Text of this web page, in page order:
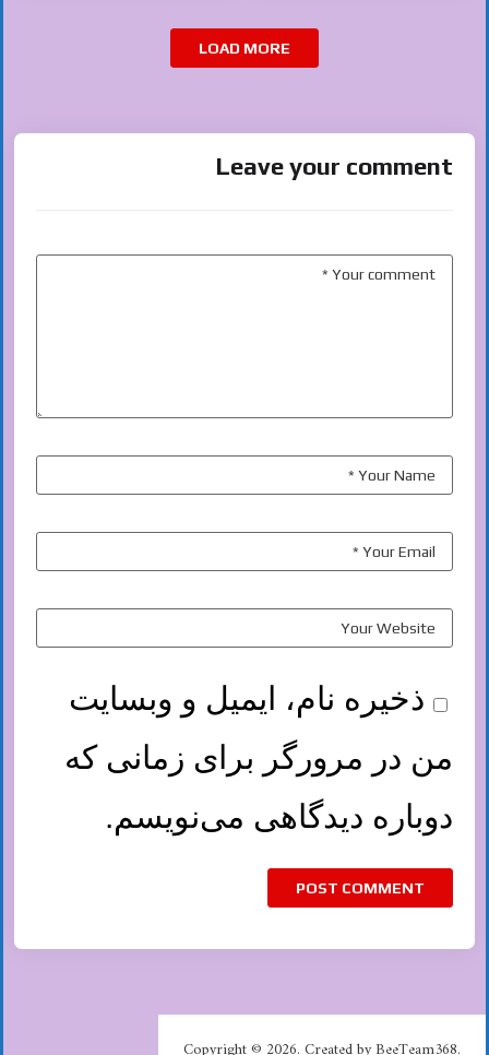
LOAD MORE
Leave your comment
ذخیره نام، ایمیل و وبسایت
من در مرورگر برای زمانی که
دوباره دیدگاهی می‌نویسم.